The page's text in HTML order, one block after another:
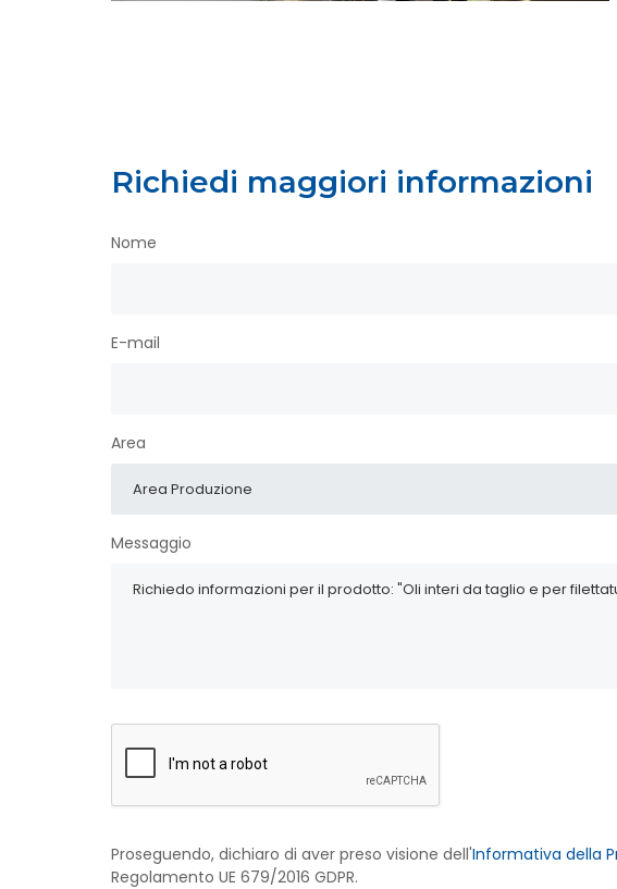
Richiedi maggiori informazioni
Nome
E-mail
Area
Messaggio
Proseguendo, dichiaro di aver preso visione dell'Informativa della
Regolamento UE 679/2016 GDPR.